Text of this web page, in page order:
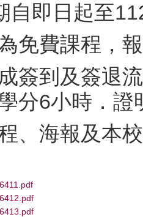
自即日起至
免費課程，
簽到及簽退
分6小時．
、海報及本